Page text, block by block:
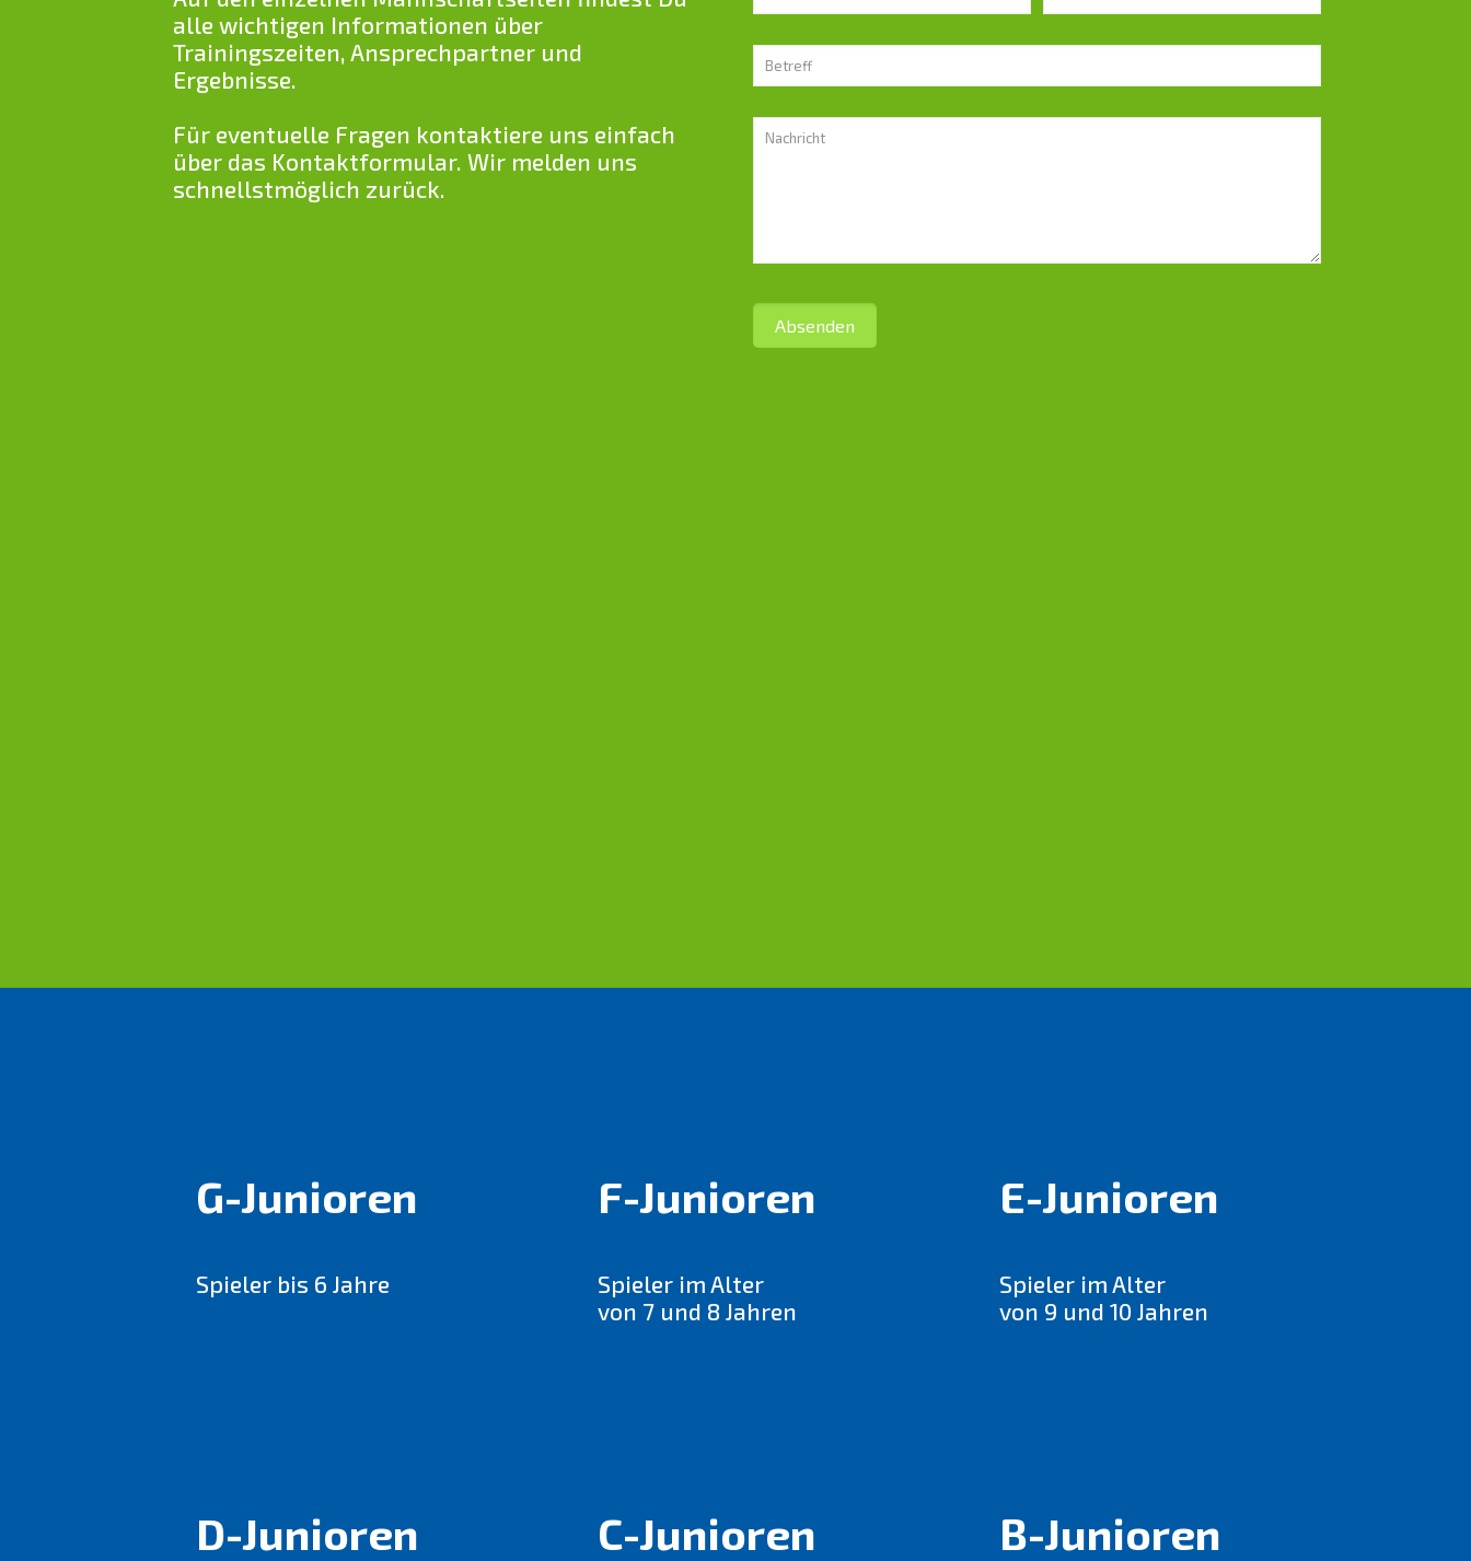
alle wichtigen Informationen über
Trainingszeiten, Ansprechpartner und
Ergebnisse.
Für eventuelle Fragen kontaktiere uns einfach
über das Kontaktformular. Wir melden uns
schnellstmöglich zurück.
G-Junioren
Spieler bis 6 Jahre
F-Junioren
Spieler im Alter
von 7 und 8 Jahren
E-Junioren
Spieler im Alter
von 9 und 10 Jahren
D-Junioren C-Junioren B-Junioren